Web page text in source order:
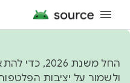
החל משנת
ולשמור על יציבות